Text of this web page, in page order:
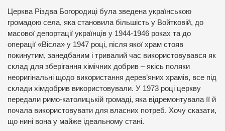
Церква Різдва Богородиці була зведена українською
громадою села, яка становила більшість у Войтковій, до
масової депортації українців у 1944-1946 роках та до
операції «Вісла» у 1947 році, після якої храм стояв
покинутим, занедбаним і тривалий час використовувався як
склад для зберігання хімічних добрив – якісь поляки
неоригінальні щодо використання дерев’яних храмів, все під
склади хімдобрив використовували. У 1973 році церкву
передали римо-католицькій громаді, яка відремонтувала її й
почала використовувати для власних потреб. Хочу сказати,
що нині вона у майже ідеальному стані.